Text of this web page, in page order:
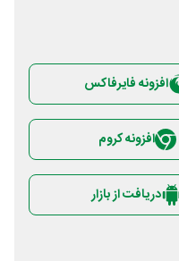
افزونه فایرفاکس
افزونه کروم
دریافت از بازار